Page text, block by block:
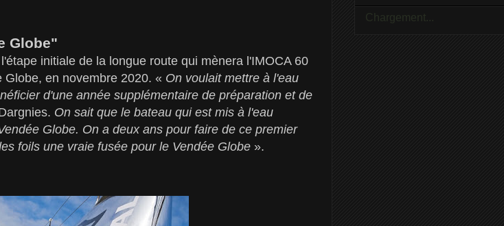
Globe"
initiale de la longue route qui mènera l'IMOCA 60
en novembre 2020. « On voulait mettre à l'eau
d'une année supplémentaire de préparation et de
On sait que le bateau qui est mis à l'eau
Globe. On a deux ans pour faire de ce premier
foils une vraie fusée pour le Vendée Globe ».
Chargement...